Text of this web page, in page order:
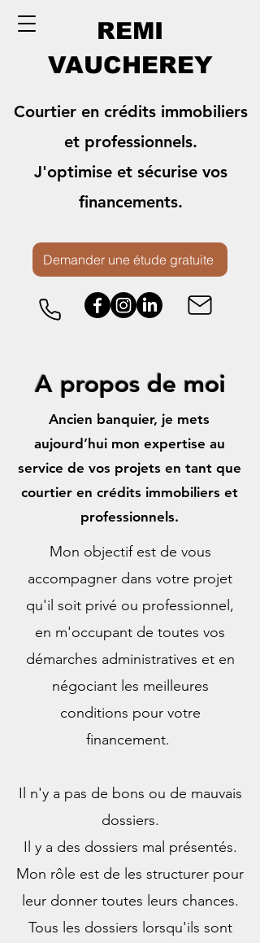
REMI
VAUCHEREY
Courtier en crédits immobiliers
et professionnels.
J'optimise et sécurise vos
financements.
Demander une étude gratuite
Renforcer votre
trésorerie
Acquérir vos locaux
Professionnels
Découvrir
A propos de moi
Ancien banquier, je mets
aujourd’hui mon expertise au
service de vos projets en tant que
courtier en crédits immobiliers et
professionnels.
Mon objectif est de vous
accompagner dans votre projet
qu'il soit privé ou professionnel,
en m'occupant de toutes vos
démarches administratives et en
négociant les meilleures
conditions pour votre
financement.
Il n'y a pas de bons ou de mauvais
dossiers.
Il y a des dossiers mal présentés.
Mon rôle est de les structurer pour
leur donner toutes leurs chances.
Tous les dossiers lorsqu'ils sont